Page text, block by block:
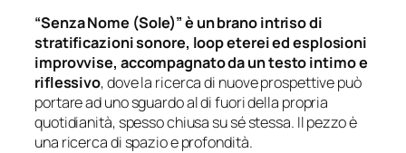
“Senza Nome (Sole)” è un brano intriso di
stratificazioni sonore, loop eterei ed esplosioni
improvvise, accompagnato da un testo intimo e
riflessivo, dove la ricerca di nuove prospettive può
portare ad uno sguardo al di fuori della propria
quotidianità, spesso chiusa su sé stessa. Il pezzo è
una ricerca di spazio e profondità.